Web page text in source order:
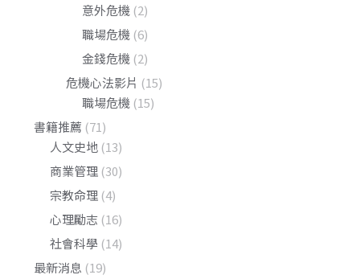
意外危機 (2)
職場危機 (6)
金錢危機 (2)
危機心法影片 (15)
職場危機 (15)
書籍推薦 (71)
人文史地 (13)
商業管理 (30)
宗教命理 (4)
心理勵志 (16)
社會科學 (14)
最新消息 (19)